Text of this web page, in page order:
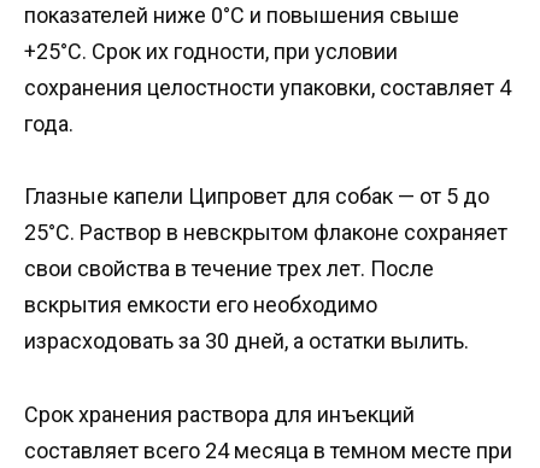
показателей ниже 0°C и повышения свыше
+25°C. Срок их годности, при условии
сохранения целостности упаковки, составляет 4
года.
Глазные капели Ципровет для собак — от 5 до
25°C. Раствор в невскрытом флаконе сохраняет
свои свойства в течение трех лет. После
вскрытия емкости его необходимо
израсходовать за 30 дней, а остатки вылить.
Срок хранения раствора для инъекций
составляет всего 24 месяца в темном месте при